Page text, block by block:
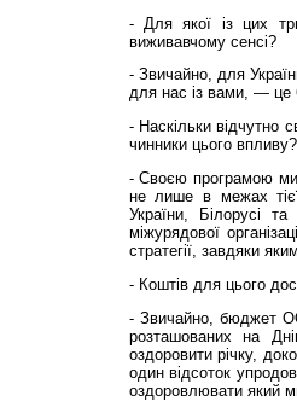
- Для якої із цих
виживавчому сенсі?
- Звичайно, для
для нас із вами, — це
- Наскільки відчутно
чинники цього впливу?
- Своєю програмою ми
не лише в межах
України, Білорусі
міжурядової
стратегії, завдяки
- Коштів для цього
- Звичайно, бюджет
розташованих на
оздоровити річку,
один відсоток
оздоровлювати який